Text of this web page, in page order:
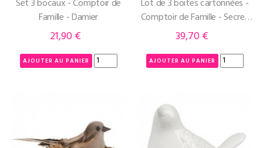
Set 3 bocaux - Comptoir de
Famille - Damier
Prix
21,90 €
AJOUTER AU PANIER
Lot de 3 boites cartonnées -
Comptoir de Famille - Secret
de Famille
Prix
39,70 €
AJOUTER AU PANIER